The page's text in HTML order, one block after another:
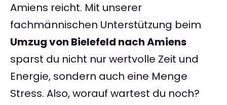
Amiens reicht. Mit unserer
fachmännischen Unterstützung beim
Umzug von Bielefeld nach Amiens
sparst du nicht nur wertvolle Zeit und
Energie, sondern auch eine Menge
Stress. Also, worauf wartest du noch?